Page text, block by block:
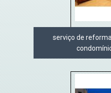
serviço de